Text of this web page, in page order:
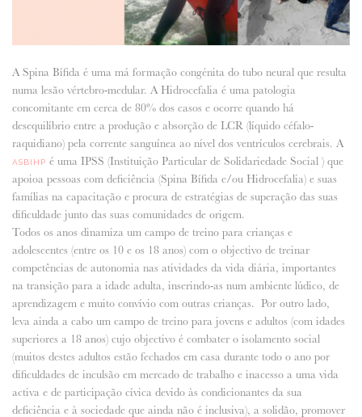
ANUNCIE CONNOSCO
A Spina Bífida é uma má formação congénita do tubo neural que resulta
numa lesão vértebro-medular. A Hidrocefalia é uma patologia
concomitante em cerca de 80% dos casos e ocorre quando há
desequilíbrio entre a produção e absorção de LCR (líquido céfalo-
raquidiano) pela corrente sanguínea ao nível dos ventrículos cerebrais. A
ASBIHP é uma IPSS (Instituição Particular de Solidariedade Social ) que
apoioa pessoas com deficiência (Spina Bífida e/ou Hidrocefalia) e suas
famílias na capacitação e procura de estratégias de superação das suas
dificuldade junto das suas comunidades de origem.
Todos os anos dinamiza um campo de treino para crianças e
adolescentes (entre os 10 e os 18 anos) com o objectivo de treinar
competências de autonomia nas atividades da vida diária, importantes
na transição para a idade adulta, inserindo-as num ambiente lúdico, de
aprendizagem e muito convívio com outras crianças. Por outro lado,
leva ainda a cabo um campo de treino para jovens e adultos (com idades
superiores a 18 anos) cujo objectivo é combater o isolamento social
(muitos destes adultos estão fechados em casa durante todo o ano por
dificuldades de inculsão em mercado de trabalho e inacesso a uma vida
activa e de participação cívica devido às condicionantes da sua
deficiência e à sociedade que ainda não é inclusiva), a solidão, promover